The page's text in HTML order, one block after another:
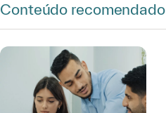
Conteúdo recomendado